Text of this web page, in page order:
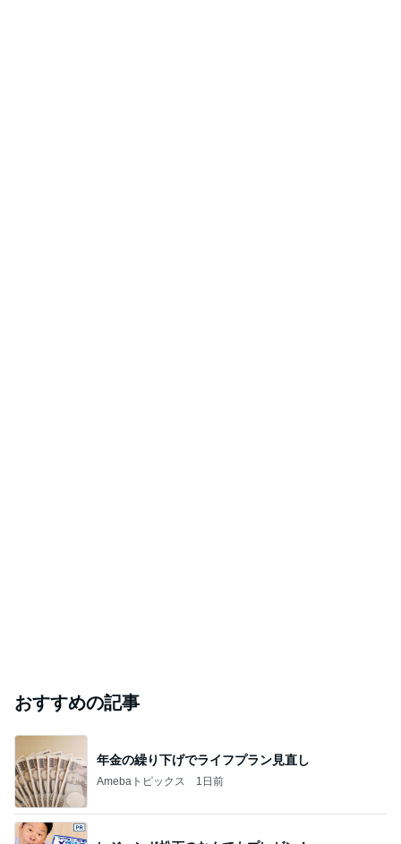
おすすめの記事
年金の繰り下げでライフプラン見直し
Amebaトピックス 1日前